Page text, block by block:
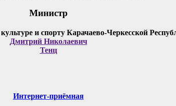
Министр
Дмитрий Николаевич
Тенц
Интернет-приёмная